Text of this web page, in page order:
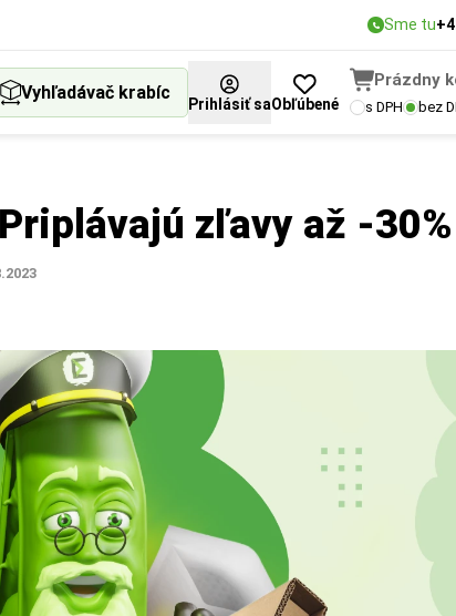
Sme tu
Vyhľadávač krabíc
Prihlásiť saObľúbené
Prázdny
s DPH bez
zľavy až -30%